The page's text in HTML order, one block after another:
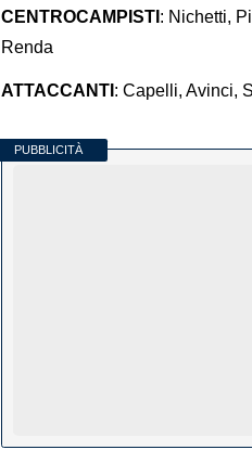
CENTROCAMPISTI : Nichetti,
Renda
ATTACCANTI : Capelli, Avinci,
PUBBLICITÀ